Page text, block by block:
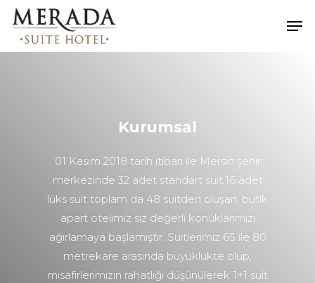
Kurumsal
01 Kasım 2018 tarih itibarı ile Mersin şehir
merkezinde 32 adet standart suit,16 adet
lüks suit toplam da 48 suitden oluşan, butik
apart otelimiz siz değerli konuklarımızı
ağırlamaya başlamıştır. Suitlerimiz 65 ile 80
metrekare arasında büyüklükte olup,
misafirlerimizin rahatlığı düşünülerek 1+1 suit